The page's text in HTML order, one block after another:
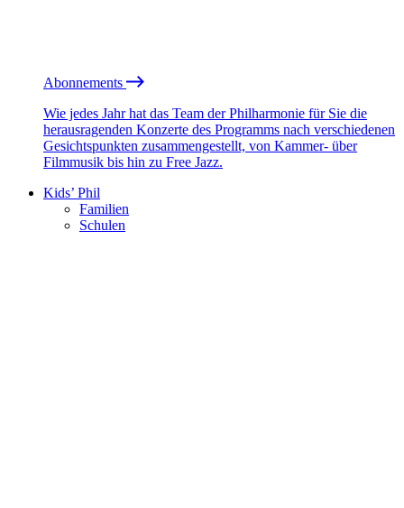
Abonnements
Wie jedes Jahr hat das Team der Philharmonie für Sie die
herausragenden Konzerte des Programms nach verschiedenen
Gesichtspunkten zusammengestellt, von Kammer- über
Filmmusik bis hin zu Free Jazz.
Kids’ Phil
Familien
Schulen